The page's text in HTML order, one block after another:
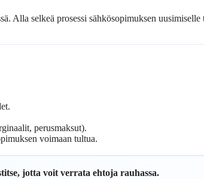
Alla selkeä prosessi sähkösopimuksen uusimiselle
perusmaksut).
voimaan tultua.
jotta voit verrata ehtoja rauhassa.